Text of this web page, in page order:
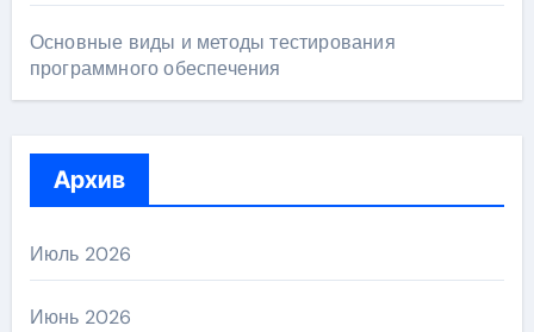
Основные виды и методы тестирования
программного обеспечения
Архив
Июль 2026
Июнь 2026